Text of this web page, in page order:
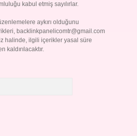
kabul etmiş sayılırlar.
aykırı olduğunu
backlinkpanelicomtr@gmail.com
halinde, ilgili içerikler yasal süre
kaldırılacaktır.